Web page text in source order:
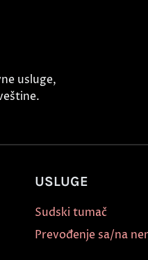
usluge,
USLUGE
Sudski tumač
Prevođenje sa/na